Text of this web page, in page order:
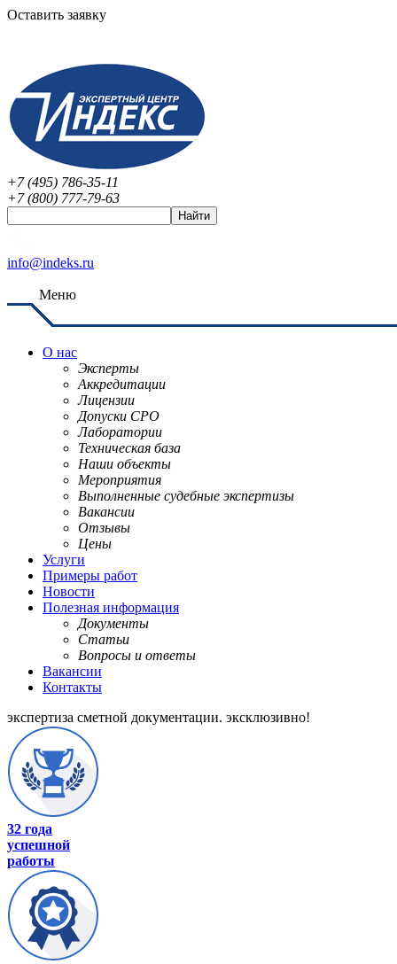
Оставить заявку
+7 (495) 786-35-11
+7 (800) 777-79-63
info@indeks.ru
Меню
О нас
Эксперты
Аккредитации
Лицензии
Допуски СРО
Лаборатории
Техническая база
Наши объекты
Мероприятия
Выполненные судебные экспертизы
Вакансии
Отзывы
Цены
Услуги
Примеры работ
Новости
Полезная информация
Документы
Статьи
Вопросы и ответы
Вакансии
Контакты
экспертиза сметной документации. эксклюзивно!
32 года
успешной
работы